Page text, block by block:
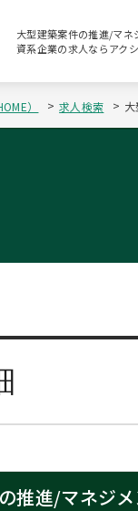
大型建築案件の推進/マネ
資系企業の求人ならアク
） 求人検索
推進/マネジメ